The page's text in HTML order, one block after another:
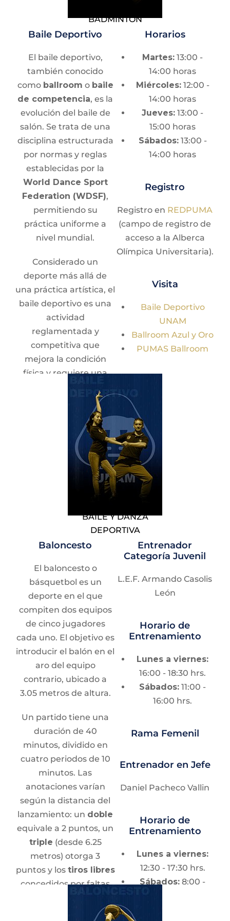
y Varonil Decatlón
LANZAMIENTOS:
Bala, Disco, Jabalina y
MARCHA:Superior Medio Maratón
Sub-16: 3000 m / 5000 m
Sub-18/20: 5000m
Sub-23: 10,000 m
Relevos Femenil, Varonil y Mixto:4 x 100 m
/ 4 x 400 m
HORARIOS ATLETISMO
Michelle Ramírez Corral
Atletismo Todas las especialidades
ENP #1 “Gabino Barreda” | Matutino
Luis José Solís Rosales
Atletismo Todas las especialidades
ENP #3 “Justo Sierra” | Martes y jueves de 13:00 a
17:00 horas.
Luis Marcos Arias Reza
Atletismo Todas las especialidades
ENP #5 “José Vasconcelos” | Lunes, miércoles y
viernes 12:00 horas.
Víctor Hugo Rubí Hernández
Atletismo Todas las especialidades
ENP # 7 “Ezequiel A. Chávez” | Lunes a viernes
11:00 a 15:00 horas.
Marco Antonio Leal Torres
Atletismo Todas las especialidades
ENP# 8 “Miguel E. Schulz” | Martes y jueves 14:30
Lic. Ana Celia Ramos Cruz
Atletismo Todas las especialidades
CCH Oriente | Lunes a viernes de 14:00 - 15:00
Lic. María del Rosario Rodríguez Guzmán
Atletismo Todas las especialidades
CCH Oriente | Lunes a jueves de 13:00 - 14:00
horas.
Lic. Oswaldo de la Rosa Meza
Atletismo Todas las especialidades
CCH Sur | Martes, miércoles y jueves de 13:00 -
15:00 horas.
Lic. Rodrigo Zermeño Altamirano
Atletismo Todas las especialidades
CCH Sur | Lunes a viernes de 12:00 - 13:00 horas.
Lic. Blanca Lezama Herrera
Atletismo Todas las especialidades
CCH Naucalpan | Martes y jueves de 13:00 - 14:00
horas.
Lic. Paola Yanin Fonseca Arriola
y dobles mixtos (pareja
conformada por un
hombre y una mujer).
Se requiere resistencia
aeróbica, fuerza,
velocidad, coordinación
y habilidad con la
raqueta.
Sede
Frontón cerrado
BÁDMINTON
Baile Deportivo
El baile deportivo,
también conocido
como ballroom o baile
de competencia, es la
evolución del baile de
salón. Se trata de una
disciplina estructurada
por normas y reglas
establecidas por la
World Dance Sport
Federation (WDSF),
permitiendo su
práctica uniforme a
nivel mundial.
Considerado un
deporte más allá de
una práctica artística, el
baile deportivo es una
actividad
reglamentada y
competitiva que
mejora la condición
física y requiere una
Está compuesto por
ritmos de
, divididos
en dos modalidades:
Vals
inglés, tango, vals
y quickstep.
Samba,
cha cha chá,
y jive.
Sede
Tapanco de la Alberca
Olímpica Universitaria
Horarios
Martes: 13:00 -
14:00 horas
Miércoles:12:00 -
14:00 horas
Jueves: 13:00 -
15:00 horas
Sábados:13:00 -
14:00 horas
Registro
Registro en REDPUMA
(campo de registro de
acceso a la Alberca
Olímpica Universitaria).
Visita
Baile Deportivo
UNAM
Ballroom Azul y Oro
PUMAS Ballroom
BAILE Y DANZA
DEPORTIVA
Baloncesto
El baloncesto o
básquetbol es un
deporte en el que
compiten dos equipos
de cinco jugadores
cada uno. El objetivo es
introducir el balón en el
aro del equipo
contrario, ubicado a
3.05 metros de altura.
Un partido tiene una
duración de 40
minutos, dividido en
cuatro periodos de 10
minutos. Las
anotaciones varían
según la distancia del
lanzamiento: un doble
equivale a 2 puntos, un
triple (desde 6.25
metros) otorga 3
puntos y los tiros libres
concedidos por faltas
Entrenador
Categoría Juvenil
L.E.F. Armando Casolis
León
Horario de
Entrenamiento
Lunes a viernes:
16:00 - 18:30 hrs.
Sábados: 11:00 -
16:00 hrs.
Rama Femenil
Entrenador en Jefe
Daniel Pacheco Vallin
Horario de
Entrenamiento
Lunes a viernes:
12:30 - 17:30 hrs.
Sábados: 8:00 -